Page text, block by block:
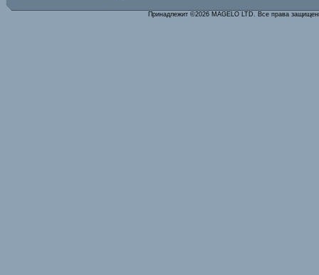
Принадлежит ©2026 MAGELO LTD. Все права